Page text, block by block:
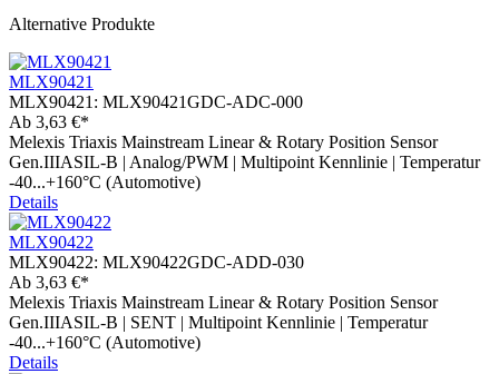
Alternative Produkte
MLX90421
MLX90421: MLX90421GDC-ADC-000
Ab 3,63 €*
Melexis Triaxis Mainstream Linear & Rotary Position Sensor
Gen.IIIASIL-B | Analog/PWM | Multipoint Kennlinie | Temperatur
-40...+160°C (Automotive)
Details
MLX90422
MLX90422: MLX90422GDC-ADD-030
Ab 3,63 €*
Melexis Triaxis Mainstream Linear & Rotary Position Sensor
Gen.IIIASIL-B | SENT | Multipoint Kennlinie | Temperatur
-40...+160°C (Automotive)
Details